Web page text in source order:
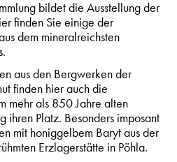
bildet die Ausstellung der
finden Sie einige der
dem mineralreichsten
aus den Bergwerken der
finden hier auch die
mehr als 850 Jahre alten
ihren Platz. Besonders imposant
mit honiggelbem Baryt aus der
Erzlagerstätte in Pöhla.